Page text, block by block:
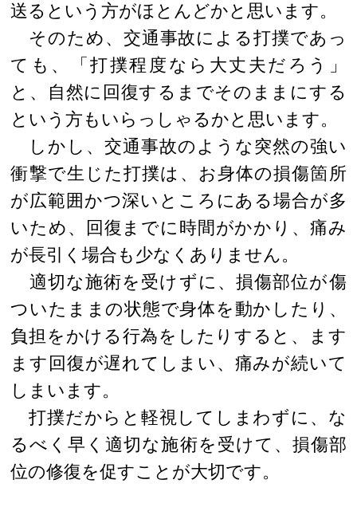
送るという方がほとんどかと思います。
そのため、交通事故による打撲であっ
ても、「打撲程度なら大丈夫だろう」
と、自然に回復するまでそのままにする
という方もいらっしゃるかと思います。
しかし、交通事故のような突然の強い
衝撃で生じた打撲は、お身体の損傷箇所
が広範囲かつ深いところにある場合が多
いため、回復までに時間がかかり、痛み
が長引く場合も少なくありません。
適切な施術を受けずに、損傷部位が傷
ついたままの状態で身体を動かしたり、
負担をかける行為をしたりすると、ます
ます回復が遅れてしまい、痛みが続いて
しまいます。
打撲だからと軽視してしまわずに、な
るべく早く適切な施術を受けて、損傷部
位の修復を促すことが大切です。